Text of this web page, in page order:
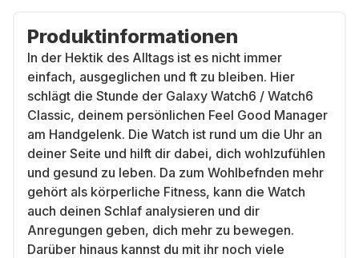
Produktinformationen
In der Hektik des Alltags ist es nicht immer
einfach, ausgeglichen und ft zu bleiben. Hier
schlägt die Stunde der Galaxy Watch6 / Watch6
Classic, deinem persönlichen Feel Good Manager
am Handgelenk. Die Watch ist rund um die Uhr an
deiner Seite und hilft dir dabei, dich wohlzufühlen
und gesund zu leben. Da zum Wohlbefnden mehr
gehört als körperliche Fitness, kann die Watch
auch deinen Schlaf analysieren und dir
Anregungen geben, dich mehr zu bewegen.
Darüber hinaus kannst du mit ihr noch viele